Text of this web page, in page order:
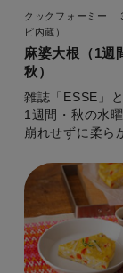
クックフォーミー
ピ内蔵）
麻婆大根（1週
秋）
雑誌「ESSE」
1週間・秋の水
崩れせずに柔ら